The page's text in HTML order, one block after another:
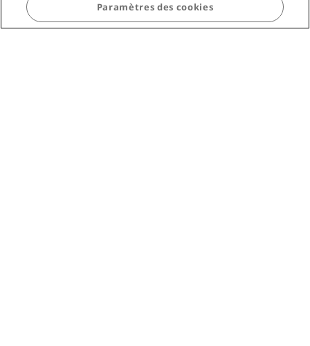
Destinations tendanceParamètres des cookies